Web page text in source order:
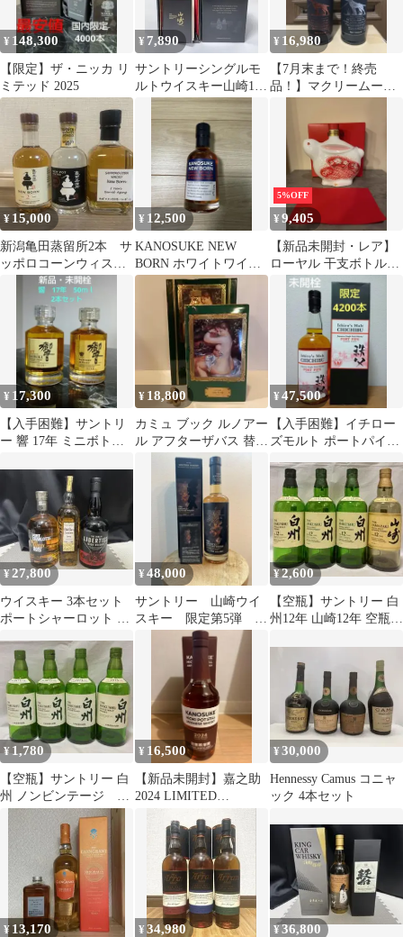
¥ 148,300
【限定】ザ・ニッカ リ
ミテッド 2025
¥ 7,890
サントリーシングルモ
ルトウイスキー山崎12
年 700ml 空箱2箱
¥ 16,980
【7月末まで！終売
品！】マクリームーア2
¥ 15,000
新潟亀田蒸留所2本 サ
ッポロコーンウィスキ
ー1本の3本セット 送
料込 メルカリ便
¥ 12,500
KANOSUKE NEW
BORN ホワイトワイン
カスク
5%OFF
¥9,405
【新品未開封・レア】
ローヤル 干支ボトル
2023 卯年
¥ 17,300
【入手困難】サントリ
ー 響 17年 ミニボトル
¥ 18,800
カミュ ブック ルノアー
ル アフターザバス 替栓
付き 40度 700ml
¥47,500
【入手困難】イチロー
ズモルト ポートパイプ
¥27,800
ウイスキー 3本セット
ポートシャーロット オ
アイラ
¥48,000
サントリー 山崎ウイ
スキー 限定第5弾 ア
イラピーテッド
¥2,600
【空瓶】サントリー 白
州12年 山崎12年 空瓶 4
¥1,780
【空瓶】サントリー 白
州 ノンビンテージ シ
ングルモルト 4本セッ
¥ 16,500
【新品未開封】嘉之助
2024 LIMITED
¥30,000
Hennessy Camus コニャ
ック 4本セット
¥ 13,170 ¥34,980 ¥36,800